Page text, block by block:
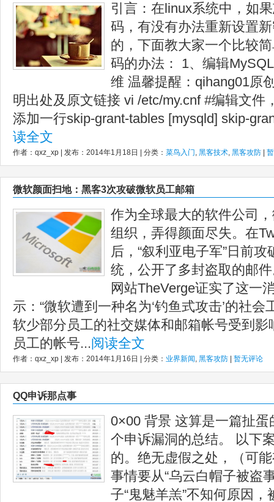
引言：在linux系统中，如
码，有没有办法重新设置
的，下面教大家一个比较
码的办法： 1、编辑
维 温馨提醒：qihang01原
明出处及原文链接 vi /etc/my.cnf #编辑文件
添加一行skip-grant-tables [mysqld] skip-
读全文
作者：qxz_xp | 发布：2014年1月18日 | 分类： 菜鸟入门, 黑客技术, 黑客攻防
微软颜面扫地：黑客3次攻破微软员工邮箱
作为全球最大的软件公司
组织，弄得颜面尽失。在
后，“叙利亚电子军”日前
统，公开了多封盗取的邮
网站TheVerge证实了这一
示：“微软遭到一种名为‘钓鱼式攻击’的社
软少部分员工的社交媒体和邮箱帐号受到影
员工的帐号...阅读全文
作者：qxz_xp | 发布：2014年1月16日 | 分类： 业界新闻, 黑客攻防 暂无评论
QQ申诉那点事
0×00 背景 这算是一篇扯
个申诉漏洞的总结。 以下
的。绝无虚假之处，（可
事情要从“乌云白帽子被盗
子“鬼魅羊羔”不知何原因